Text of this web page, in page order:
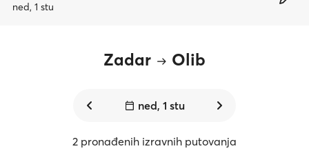
ned, 1 stu
Zadar Olib
ned, 1 stu
2 pronađenih izravnih putovanja